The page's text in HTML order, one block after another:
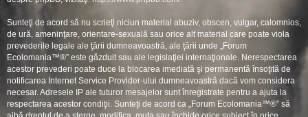
Sunteţi de acord să nu scrieţi niciun material abuziv, obscen, vulgar, calomnios,
de ură, ameninţare, orientare-sexuală sau orice alt material care poate viola
prevederile legale ale ţării dumneavoastră, ale ţării unde „Forum
Ecolomania™®” este găzduit sau ale legislaţiei internaţionale. Nerespectarea
acestor prevederi poate duce la blocarea imediată şi permanentă însoţită de
notificarea Internet Service Provider-ului dumneavoastră dacă vom considera
necesar. Adresele IP ale tuturor mesajelor sunt înregistrate pentru a ajuta la
respectarea acestor condiţii. Sunteţi de acord ca „Forum Ecolomania™®” să